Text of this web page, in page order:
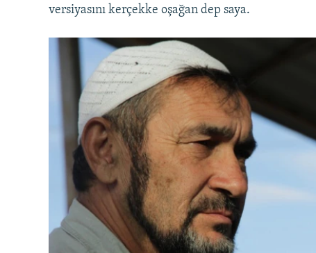
versiyasını kerçekke oşağan dep saya.